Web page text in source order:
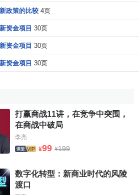
在其企业法人营业执照
的 市场开拓能力
于30%，直接从事研究开发的科技
低于10%。
绩，资产负债率不超过70%；每年用
的经费不低于销售额的5%。申请当
款限制。
政策的比较 4页
资金项目 30页
资金项目 30页
资金项目 30页
打赢商战11讲，在竞争中突围，
在商战中破局
李亮
¥99 ¥199
数字化转型：新商业时代的风陵
渡口